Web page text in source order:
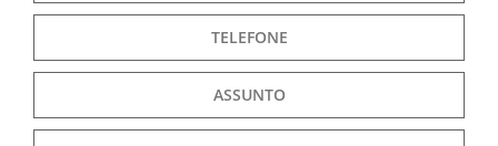
FILIAÇÃO
PROGRAMA